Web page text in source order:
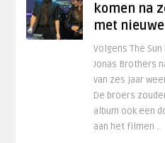
komen na
met
Volgens The
Jonas Brothers
van zes jaar
De broers
album ook een
aan het filmen ..